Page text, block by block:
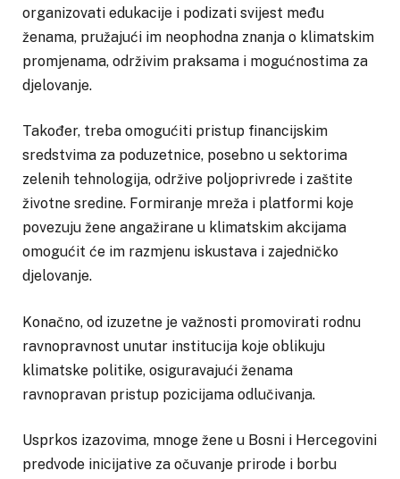
organizovati edukacije i podizati svijest među
ženama, pružajući im neophodna znanja o klimatskim
promjenama, održivim praksama i mogućnostima za
djelovanje.
Također, treba omogućiti pristup financijskim
sredstvima za poduzetnice, posebno u sektorima
zelenih tehnologija, održive poljoprivrede i zaštite
životne sredine. Formiranje mreža i platformi koje
povezuju žene angažirane u klimatskim akcijama
omogućit će im razmjenu iskustava i zajedničko
djelovanje.
Konačno, od izuzetne je važnosti promovirati rodnu
ravnopravnost unutar institucija koje oblikuju
klimatske politike, osiguravajući ženama
ravnopravan pristup pozicijama odlučivanja.
Usprkos izazovima, mnoge žene u Bosni i Hercegovini
predvode inicijative za očuvanje prirode i borbu